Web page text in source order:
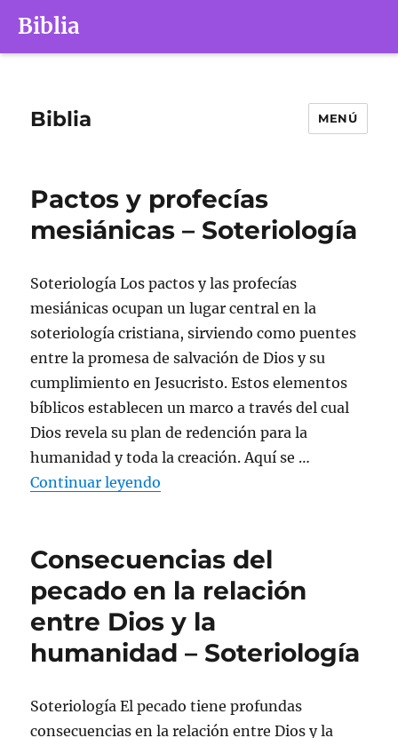
Biblia
Biblia MENÚ
Pactos y profecías
mesiánicas – Soteriología
Soteriología Los pactos y las profecías
mesiánicas ocupan un lugar central en la
soteriología cristiana, sirviendo como puentes
entre la promesa de salvación de Dios y su
cumplimiento en Jesucristo. Estos elementos
bíblicos establecen un marco a través del cual
Dios revela su plan de redención para la
humanidad y toda la creación. Aquí se …
Continuar leyendo
Consecuencias del
pecado en la relación
entre Dios y la
humanidad – Soteriología
Soteriología El pecado tiene profundas
consecuencias en la relación entre Dios y la